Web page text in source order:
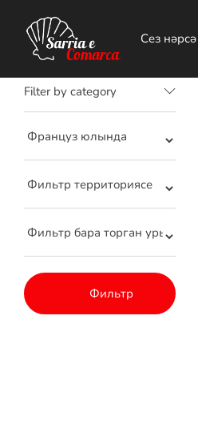
Filter by category
Фильтр